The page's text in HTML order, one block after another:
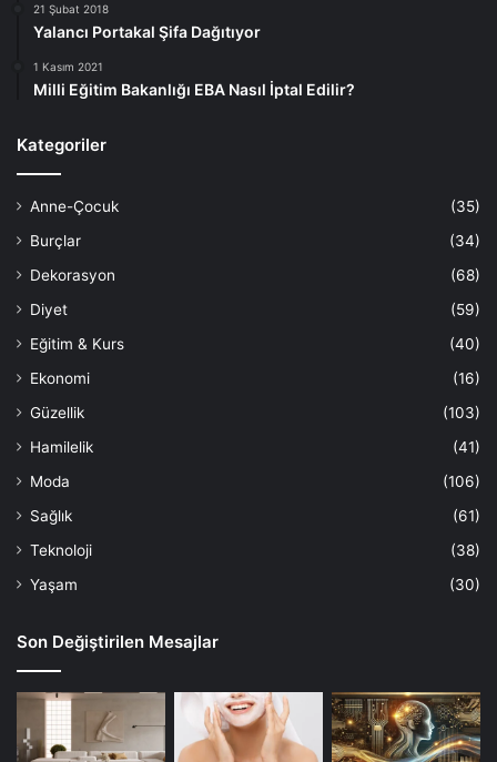
21 Şubat 2018
Yalancı Portakal Şifa Dağıtıyor
1 Kasım 2021
Milli Eğitim Bakanlığı EBA Nasıl İptal Edilir?
Kategoriler
Anne-Çocuk
(35)
Burçlar
(34)
Dekorasyon
(68)
Diyet
(59)
Eğitim & Kurs
(40)
Ekonomi
(16)
Güzellik
(103)
Hamilelik
(41)
Moda
(106)
Sağlık
(61)
Teknoloji
(38)
Yaşam
(30)
Son Değiştirilen Mesajlar